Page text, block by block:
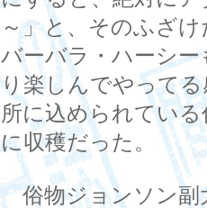
～」と、そのふざ
バーバラ・ハーシ
り楽しんでやって
所に込められてい
に収穫だった。
俗物ジョンソン副